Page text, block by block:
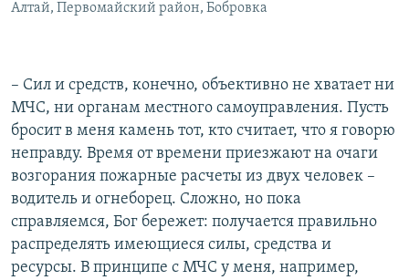
Алтай, Первомайский район, Бобровка
– Сил и средств, конечно, объективно не хватает ни
МЧС, ни органам местного самоуправления. Пусть
бросит в меня камень тот, кто считает, что я говорю
неправду. Время от времени приезжают на очаги
возгорания пожарные расчеты из двух человек –
водитель и огнеборец. Сложно, но пока
справляемся, Бог бережет: получается правильно
распределять имеющиеся силы, средства и
ресурсы. В принципе с МЧС у меня, например,